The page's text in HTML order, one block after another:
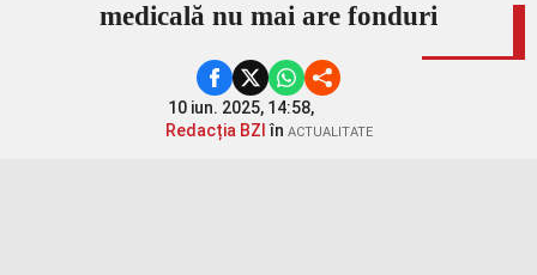
medicală nu mai are fonduri
10 iun. 2025, 14:58,
Redacția BZI în ACTUALITATE